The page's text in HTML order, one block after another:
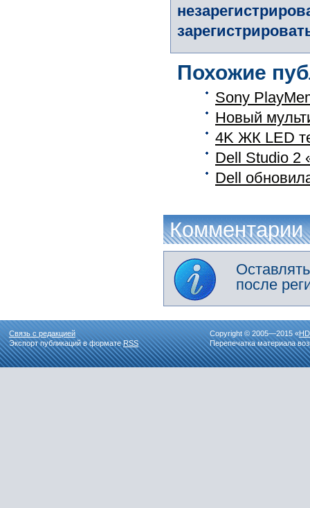
Похожие
Sony
Новый
4K ЖК LED
Dell Studio 2
Dell
Комментарии
после
Связь с редакцией
Экспорт публикаций в форматеRSS
Copyright © 2005—2015 «
Перепечатка материала